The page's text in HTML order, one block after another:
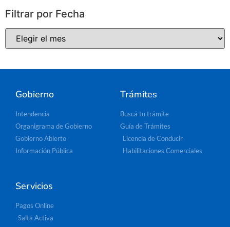
Filtrar por Fecha
Gobierno
Intendencia
Organigrama de Gobierno
Gobierno Abierto
Información Pública
Trámites
Buscá tu trámite
Guía de Trámites
Licencia de Conducir
Habilitaciones Comerciales
Servicios
Pagos Online
Salta Activa